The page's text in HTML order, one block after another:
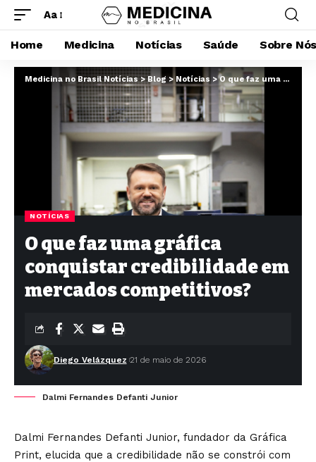
Aa
Home Medicina Notícias Saúde Sobre
Medicina no Brasil Notícias>Blog>Notícias >O que faz uma gráfica conquistar credibilidade em mercados competitivos?
NOTÍCIAS
O que faz uma gráfica
conquistar credibilidade em
mercados competitivos?
Diego Velázquez 21 de maio de 2026
Dalmi Fernandes Defanti Junior
Dalmi Fernandes Defanti Junior, fundador da Gráfica
Print, elucida que a credibilidade não se constrói com